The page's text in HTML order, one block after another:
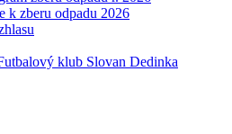
k zberu odpadu 2026
klub Slovan Dedinka